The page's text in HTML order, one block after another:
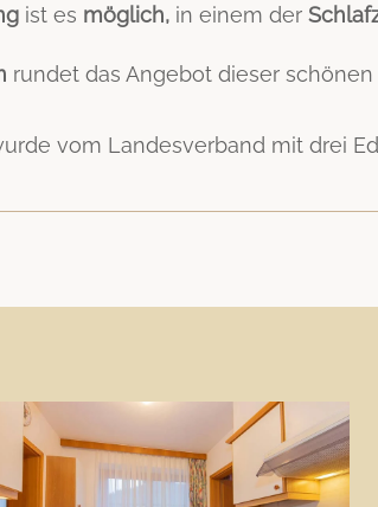
ist es möglich, in einem der
rundet das Angebot dieser
vom Landesverband mit drei